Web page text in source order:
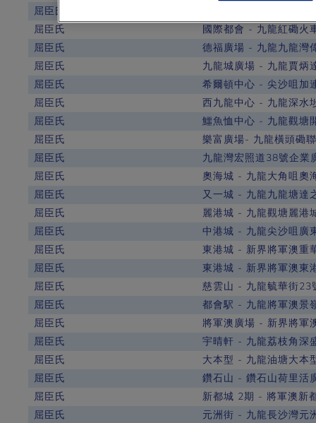
屈臣氏
屈臣氏
國際都會 - 九龍紅磡火
屈臣氏
德福廣場 - 九龍九龍灣
屈臣氏
九龍城廣場 - 九龍賈炳
屈臣氏
希爾頓中心 - 尖沙咀加
屈臣氏
西九龍中心 - 九龍深水
屈臣氏
鱷魚恤中心 - 九龍觀塘
屈臣氏
樂富廣場- 九龍橫頭磡
屈臣氏
九龍灣宏照道38號企業
屈臣氏
奧海城 - 九龍大角咀奧
屈臣氏
又一城 - 九龍九龍塘達
屈臣氏
麗港城 - 九龍觀塘麗港
屈臣氏
中港城 - 九龍尖沙咀廣
屈臣氏
東港城 - 新界將軍澳重
屈臣氏
東港城 - 新界將軍澳東
屈臣氏
慈雲山 - 九龍毓華街
屈臣氏
都會駅 - 九龍將軍澳景
屈臣氏
將軍澳廣場 - 新界將軍
屈臣氏
宇晴軒 - 九龍荔枝角深
屈臣氏
大本型 - 九龍油塘大本
屈臣氏
鑽石山 - 鑽石山荷里活
屈臣氏
新都城 2期 - 將軍澳新
屈臣氏
元洲街 - 九龍長沙灣元